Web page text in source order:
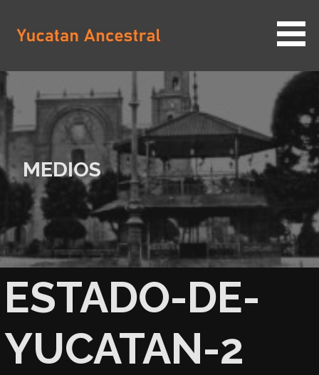
contenido
YUCATAN ANCESTRAL
MEDIOS
ESTADO-DE-
YUCATAN-2